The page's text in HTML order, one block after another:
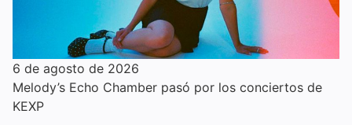
6 de agosto de 2026
Melody’s Echo Chamber pasó por los conciertos de
KEXP